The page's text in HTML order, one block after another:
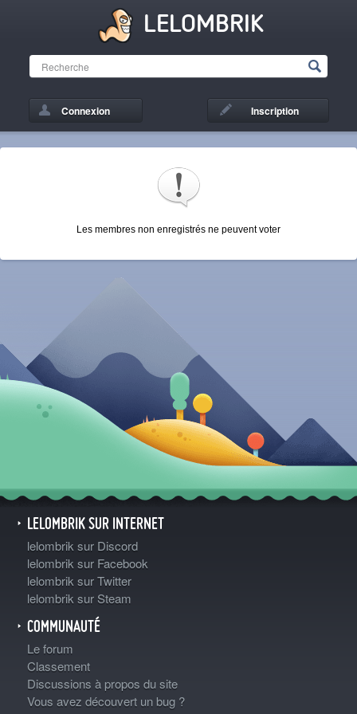
LELOMBRIK
Connexion Inscription
Les membres non enregistrés ne peuvent voter
LELOMBRIK SUR INTERNET
lelombrik sur Discord
lelombrik sur Facebook
lelombrik sur Twitter
lelombrik sur Steam
COMMUNAUTÉ
Le forum
Classement
Discussions à propos du site
Vous avez découvert un bug ?